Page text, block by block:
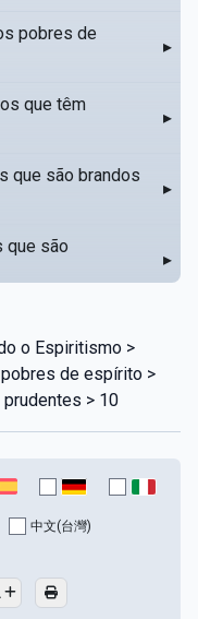
pobres de
▸
que têm
▸
que são brandos
▸
que são
▸
esquerda o
e a vossa mãe
há salvação
o Espiritismo >
de espírito >
> 10
中文(台灣)